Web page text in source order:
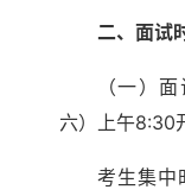
二、面试
（一）
六）上午8:30
考生集中